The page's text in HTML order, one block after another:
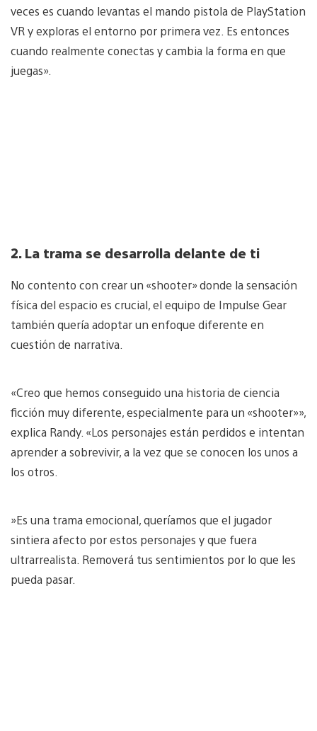
veces es cuando levantas el mando pistola de PlayStation
VR y exploras el entorno por primera vez. Es entonces
cuando realmente conectas y cambia la forma en que
juegas».
2. La trama se desarrolla delante de ti
No contento con crear un «shooter» donde la sensación
física del espacio es crucial, el equipo de Impulse Gear
también quería adoptar un enfoque diferente en
cuestión de narrativa.
«Creo que hemos conseguido una historia de ciencia
ficción muy diferente, especialmente para un «shooter»»,
explica Randy. «Los personajes están perdidos e intentan
aprender a sobrevivir, a la vez que se conocen los unos a
los otros.
»Es una trama emocional, queríamos que el jugador
sintiera afecto por estos personajes y que fuera
ultrarrealista. Removerá tus sentimientos por lo que les
pueda pasar.